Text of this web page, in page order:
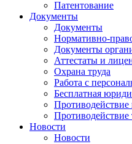
Патентование
Документы
Документы
Нормативно-
Документы
Аттестаты и
Охрана труда
Работа с
Бесплатная
Противодействие
Противодействие
Новости
Новости